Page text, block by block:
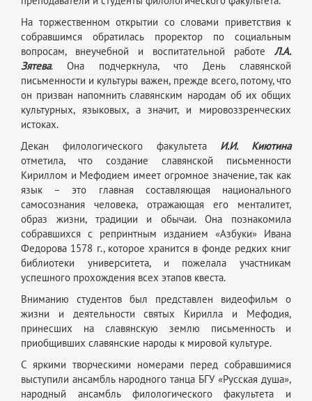
На торжественном открытии со словами приветствия к
собравшимся обратилась проректор по социальным
вопросам, внеучебной и воспитательной работе Л.А.
Зятева. Она подчеркнула, что День славянской
письменности и культуры важен, прежде всего, потому, что
он призван напомнить славянским народам об их общих
культурных, языковых, а значит, и мировоззренческих
истоках.
Декан филологического факультета И.И. Киютина
отметила, что создание славянской письменности
Кириллом и Мефодием имеет огромное значение, так как
язык – это главная составляющая национального
самосознания человека, отражающая его менталитет,
образ жизни, традиции и обычаи. Она познакомила
собравшихся с репринтным изданием «Азбуки» Ивана
Федорова 1578 г., которое хранится в фонде редких книг
библиотеки университета, и пожелала участникам
успешного прохождения всех этапов квеста.
Вниманию студентов был представлен видеофильм о
жизни и деятельности святых Кирилла и Мефодия,
принесших на славянскую землю письменность и
приобщивших славянские народы к мировой культуре.
С яркими творческими номерами перед собравшимися
выступили ансамбль народного танца БГУ «Русская душа»,
народный ансамбль филологического факультета и